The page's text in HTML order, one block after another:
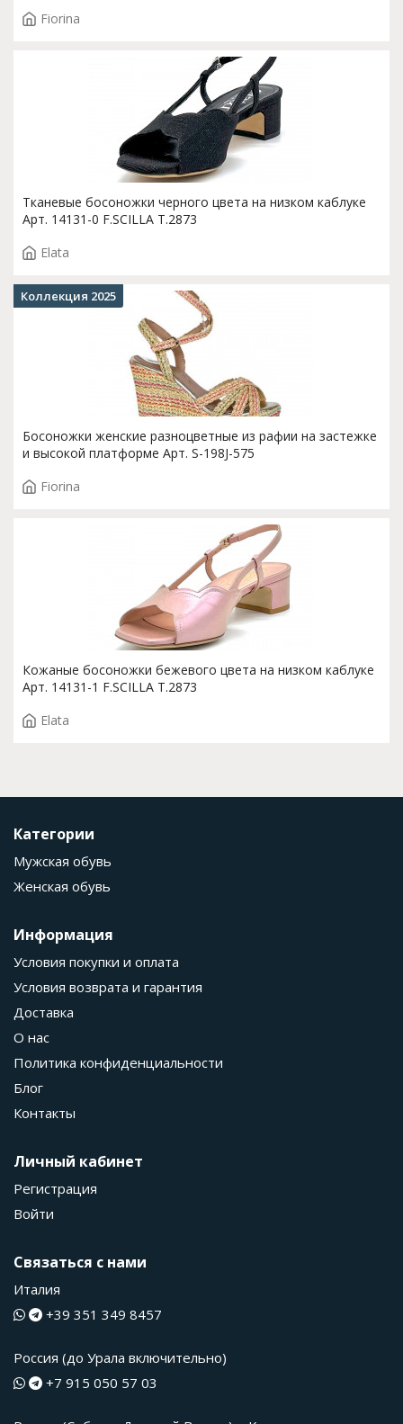
Fiorina
Тканевые босоножки черного цвета на низком каблуке
Арт. 14131-0 F.SCILLA T.2873
Elata
Босоножки женские разноцветные из рафии на застежке
и высокой платформе Арт. S-198J-575
Fiorina
Коллекция 2025
Кожаные босоножки бежевого цвета на низком каблуке
Арт. 14131-1 F.SCILLA T.2873
Elata
Категории
Мужская обувь
Женская обувь
Информация
Условия покупки и оплата
Условия возврата и гарантия
Доставка
О нас
Политика конфиденциальности
Блог
Контакты
Личный кабинет
Регистрация
Войти
Связаться с нами
Италия
+39 351 349 8457
Россия (до Урала включительно)
+7 915 050 57 03